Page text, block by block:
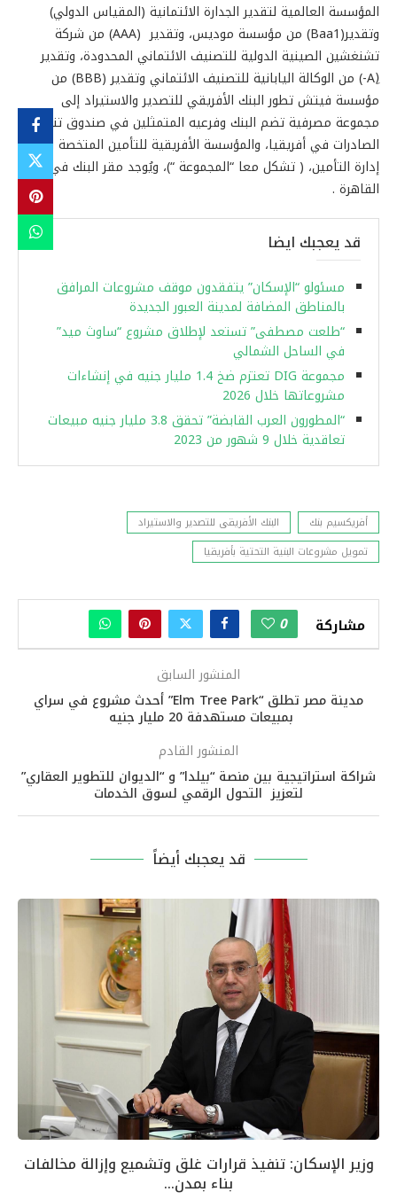
المؤسسة العالمية لتقدير الجدارة الائتمانية (المقياس الدولي)
وتقدير(Baa1) من مؤسسة موديس، وتقدير (AAA) من شركة
تشنغشين الصينية الدولية للتصنيف الائتماني المحدودة، وتقدير
(ِA-) من الوكالة اليابانية للتصنيف الائتماني وتقدير (BBB) من
مؤسسة فيتش تطور البنك الأفريقي للتصدير والاستيراد إلى
مجموعة مصرفية تضم البنك وفرعيه المتمثلين في صندوق تنمية
الصادرات في أفريقيا، والمؤسسة الأفريقية للتأمين المتخصة في
إدارة التأمين، ( تشكل معا “المجموعة “)، ويُوجد مقر البنك في
القاهرة .
قد يعجبك ايضا
مسئولو “الإسكان” يتفقدون موقف مشروعات المرافق
بالمناطق المضافة لمدينة العبور الجديدة
“طلعت مصطفى” تستعد لإطلاق مشروع “ساوث ميد”
في الساحل الشمالي
مجموعة DIG تعتزم ضخ 1.4 مليار جنيه في إنشاءات
مشروعاتها خلال 2026
“المطورون العرب القابضة” تحقق 3.8 مليار جنيه مبيعات
تعاقدية خلال 9 شهور من 2023
أفريكسيم بنك
البنك الأفريقى للتصدير والاستيراد
تمويل مشروعات البنية التحتية بأفريقيا
مشاركة 0
المنشور السابق
مدينة مصر تطلق “Elm Tree Park” أحدث مشروع في سراي
بمبيعات مستهدفة 20 مليار جنيه
المنشور القادم
شراكة استراتيجية بين منصة “بيلدا” و “الديوان للتطوير العقاري”
لتعزيز التحول الرقمي لسوق الخدمات
قد يعجبك أيضاً
وزير الإسكان: تنفيذ قرارات غلق وتشميع وإزالة مخالفات
بناء بمدن...